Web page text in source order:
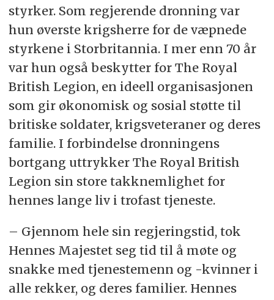
I forbindelse med innstiftingen av
dekorasjonen sa dronning Elizabeth:
– Dette synes for meg å være en viktig og
riktig måte å vise vår varige gjeld til de som
blir drept, samtidig som vi aktivt beskytter
det som er mest kjært for oss alle. Den
høytidelige verdigheten som vi tillegger
navnene på de som har falt er dypt
forankret i vår nasjonale karakter. Som et
folk gir vi dette ultimate offeret den høyeste
ære og respekt.
– Jeg håper sterkt at Elizabeth Cross vil gi
takknemlighetsgjeld til familiene og de kjære
som har dødd for landet vårt. Vi vil huske
dem alle.
styrker. Som regjerende dronning var
hun øverste krigsherre for de væpnede
styrkene i Storbritannia. I mer enn 70 år
var hun også beskytter for The Royal
British Legion, en ideell organisasjonen
som gir økonomisk og sosial støtte til
britiske soldater, krigsveteraner og deres
familie. I forbindelse dronningens
bortgang uttrykker The Royal British
Legion sin store takknemlighet for
hennes lange liv i trofast tjeneste.
­– Gjennom hele sin regjeringstid, tok
Hennes Majestet seg tid til å møte og
snakke med tjenestemenn og -kvinner i
alle rekker, og deres familier. Hennes